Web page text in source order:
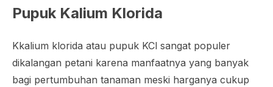
Pupuk Kalium Klorida
Kkalium klorida atau pupuk KCl sangat populer
dikalangan petani karena manfaatnya yang banyak
bagi pertumbuhan tanaman meski harganya cukup